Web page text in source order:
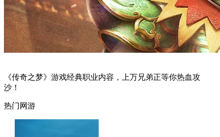
《传奇之梦》游戏经典职业内容，上万兄弟正等你热血攻
沙！
热门网游